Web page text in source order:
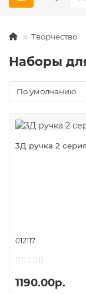
Творчество
Наборы
3Д ручка 2 серия
012117
1190.00р.